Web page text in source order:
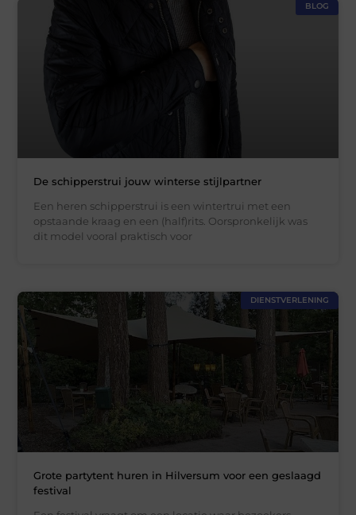
BLOG
De schipperstrui jouw winterse stijlpartner
Een heren schipperstrui is een wintertrui met een
opstaande kraag en een (half)rits. Oorspronkelijk was
dit model vooral praktisch voor
DIENSTVERLENING
Grote partytent huren in Hilversum voor een geslaagd
festival